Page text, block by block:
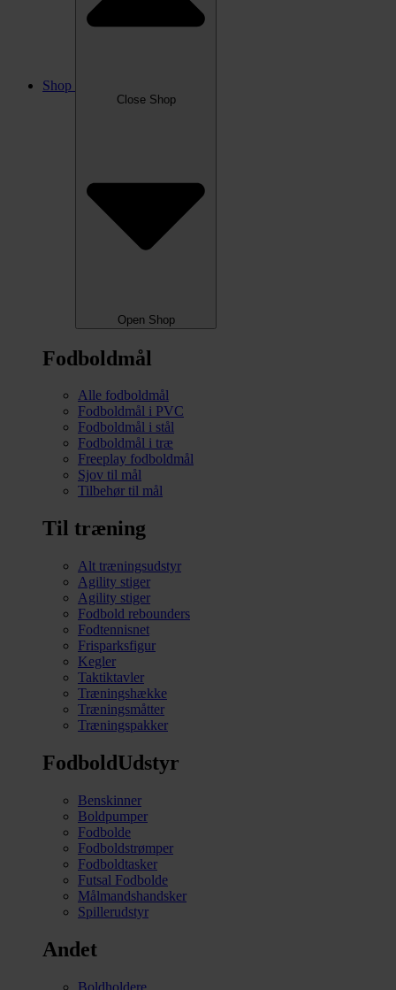
Shop
Close Shop
Open Shop
Fodboldmål
Alle fodboldmål
Fodboldmål i PVC
Fodboldmål i stål
Fodboldmål i træ
Freeplay fodboldmål
Sjov til mål
Tilbehør til mål
Til træning
Alt træningsudstyr
Agility stiger
Agility stiger
Fodbold rebounders
Fodtennisnet
Frisparksfigur
Kegler
Taktiktavler
Træningshække
Træningsmåtter
Træningspakker
FodboldUdstyr
Benskinner
Boldpumper
Fodbolde
Fodboldstrømper
Fodboldtasker
Futsal Fodbolde
Målmandshandsker
Spillerudstyr
Andet
Boldholdere